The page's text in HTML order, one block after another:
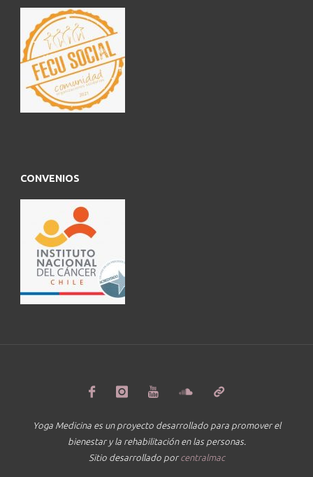
CONVENIOS
Yoga Medicina es un proyecto desarrollado para promover el
bienestar y la rehabilitación en las personas.
Sitio desarrollado porcentralmac